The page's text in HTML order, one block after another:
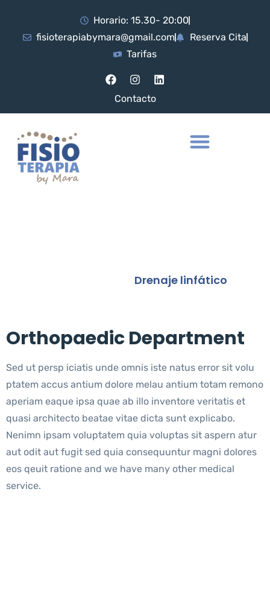
Horario: 15.30- 20:00
fisioterapiabymara@gmail.com
Reserva Cita
Tarifas
Contacto
Drenaje linfático
Orthopaedic Department
Sed ut persp iciatis unde omnis iste natus error sit volu
ptatem accus antium dolore melau antium totam remono
aperiam eaque ipsa quae ab illo inventore veritatis et
quasi architecto beatae vitae dicta sunt explicabo.
Nenimn ipsam voluptatem quia voluptas sit aspern atur
aut odit aut fugit sed quia consequuntur magni dolores
eos qeuit ratione and we have many other medical
service.